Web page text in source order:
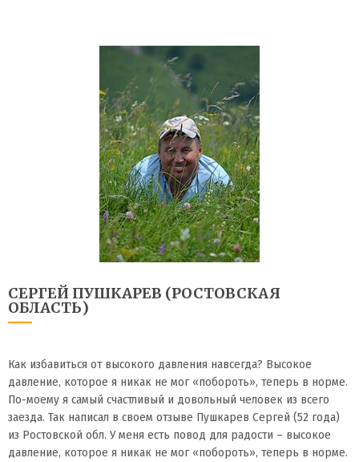
СЕРГЕЙ ПУШКАРЕВ (РОСТОВСКАЯ
ОБЛАСТЬ)
Как избавиться от высокого давления навсегда? Высокое
давление, которое я никак не мог «побороть», теперь в норме.
По-моему я самый счастливый и довольный человек из всего
заезда. Так написал в своем отзыве Пушкарев Сергей (52 года)
из Ростовской обл. У меня есть повод для радости – высокое
давление, которое я никак не мог «побороть», теперь в норме.